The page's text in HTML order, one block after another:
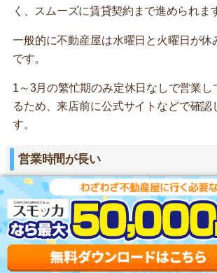
く、スムーズに賃貸契約まで進められま
一般的に不動産屋は水曜日と火曜日が休
です。
1～3月の繁忙期のみ定休日なしで営業し
るため、来店前に公式サイトなどで確認
す。
営業時間が長い
できる限り営業時間が長い不動産屋がお
の予定を調整しやすいので、効率良くお
す。
一般的に営業時間が9～18時のところが